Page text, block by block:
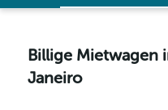
Billige Mietwagen
Janeiro